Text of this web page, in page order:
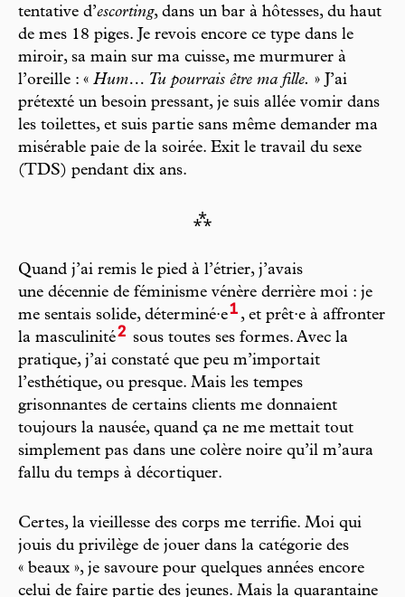
tentative d’escorting, dans un bar à hôtesses, du haut
de mes 18 piges. Je revois encore ce type dans le
miroir, sa main sur ma cuisse, me murmurer à
l’oreille : « Hum… Tu pourrais être ma fille. » J’ai
prétexté un besoin pressant, je suis allée vomir dans
les toilettes, et suis partie sans même demander ma
misérable paie de la soirée. Exit le travail du sexe
(TDS) pendant dix ans.
⁂
Quand j’ai remis le pied à l’étrier, j’avais
une décennie de féminisme vénère derrière moi : je
me sentais solide, déterminé·e1 , et prêt·e à affronter
la masculinité2 sous toutes ses formes. Avec la
pratique, j’ai constaté que peu m’importait
l’esthétique, ou presque. Mais les tempes
grisonnantes de certains clients me donnaient
toujours la nausée, quand ça ne me mettait tout
simplement pas dans une colère noire qu’il m’aura
fallu du temps à décortiquer.
Certes, la vieillesse des corps me terrifie. Moi qui
jouis du privilège de jouer dans la catégorie des
« beaux », je savoure pour quelques années encore
celui de faire partie des jeunes. Mais la quarantaine